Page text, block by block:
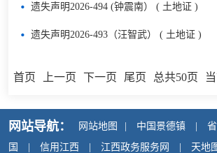
遗失声明2026-494 (钟震南） ( 土地证 )
遗失声明2026-493（汪智武） ( 土地证 )
首页 上一页 下一页 尾页 总共50页
网站导航： 网站地图 中国景德镇
国
信用江西 江西政务服务网 天地